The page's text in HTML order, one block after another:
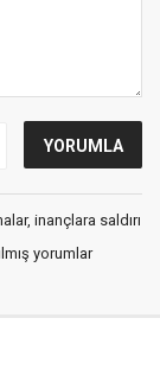
inançlara saldırı
yorumlar